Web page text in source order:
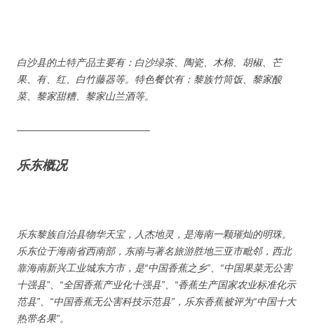
白沙县的土特产品主要有：白沙绿茶、陶瓷、木棉、胡椒、芒
果、有、红、白竹藤器等。特色餐饮有：黎族竹筒饭、黎家酸
菜、黎家甜糟、黎家山兰酒等。
—————————————–
乐东概况
乐东黎族自治县物华天宝，人杰地灵，是海南一颗璀灿的明珠。
乐东位于海南省西南部，东南与著名旅游胜地三亚市毗邻，西北
靠海南新兴工业城东方市，是“中国香蕉之乡”、“中国果菜无公害
十强县”、“全国香蕉产业化十强县”、“香蕉生产国家农业标准化示
范县”、“中国香蕉无公害科技示范县”，乐东香蕉被评为“中国十大
热带名果”。